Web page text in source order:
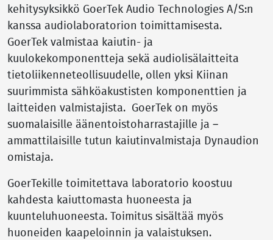
kehitysyksikkö GoerTek Audio Technologies A/S:n
kanssa audiolaboratorion toimittamisesta.
GoerTek valmistaa kaiutin- ja
kuulokekomponentteja sekä audiolisälaitteita
tietoliikenneteollisuudelle, ollen yksi Kiinan
suurimmista sähköakustisten komponenttien ja
laitteiden valmistajista. GoerTek on myös
suomalaisille äänentoistoharrastajille ja –
ammattilaisille tutun kaiutinvalmistaja Dynaudion
omistaja.
GoerTekille toimitettava laboratorio koostuu
kahdesta kaiuttomasta huoneesta ja
kuunteluhuoneesta. Toimitus sisältää myös
huoneiden kaapeloinnin ja valaistuksen.